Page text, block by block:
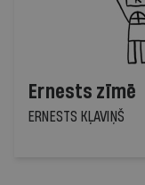
Ernests zīmē
ERNESTS KĻAVIŅŠ